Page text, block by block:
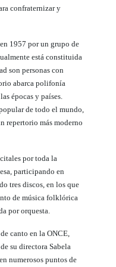
confraternizar y
1957 por un grupo de
está constituida
son personas con
abarca polifonía
épocas y países.
de todo el mundo,
repertorio más moderno
por toda la
participando en
tres discos, en los que
de música folklórica
por orquesta.
canto en la ONCE,
su directora Sabela
numerosos puntos de